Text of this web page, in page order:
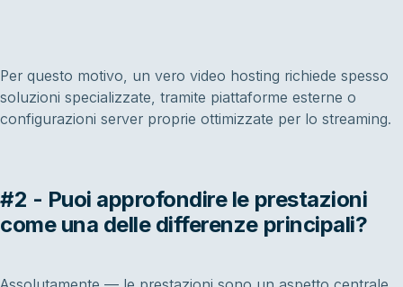
Per questo motivo, un vero video hosting richiede spesso
soluzioni specializzate, tramite piattaforme esterne o
configurazioni server proprie ottimizzate per lo streaming.
#2 - Puoi approfondire le prestazioni
come una delle differenze principali?